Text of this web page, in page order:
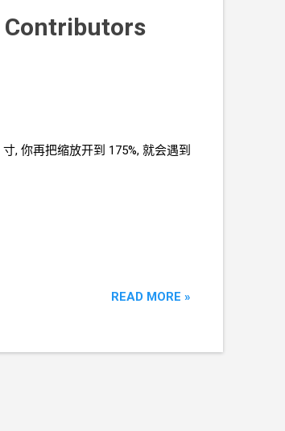
Contributors
寸, 你再把缩放开到 175%, 就会遇到
READ MORE »